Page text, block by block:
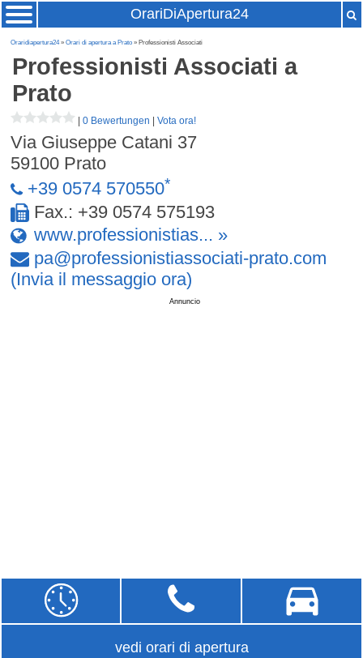
OrariDiApertura24
Oraridiapertura24»Orari di apertura a Prato » Professionisti Associati
Professionisti Associati a
Prato
|0 Bewertungen |Vota ora!
Via Giuseppe Catani 37
59100 Prato
+39 0574 570550*
Fax.: +39 0574 575193
www.professionistias... »
pa@professionistiassociati-prato.com
(Invia il messaggio ora)
Annuncio
vedi orari di apertura